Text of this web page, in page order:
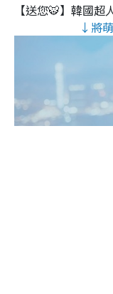
【送您🐯】韓國超
↓將